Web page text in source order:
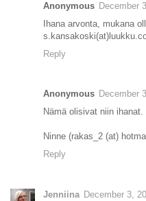
Anonymous December
Ihana arvonta, mukana
Reply
Anonymous December
Nämä olisivat niin ihanat.
Ninne (rakas_2 (at)
Reply
Jenniina December 3,